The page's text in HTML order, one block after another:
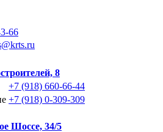
66
8
+7 (918) 660-66-44
+7 (918) 0-309-309
Шоссе, 34/5